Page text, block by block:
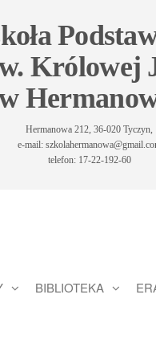
Królowej
Hermanowa 212, 36-020 Tyczyn,
e-mail:
telefon: 17-22-192-60
BIBLIOTEKA